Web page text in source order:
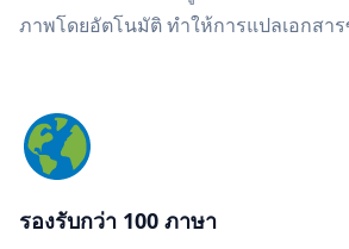
ภาพโดยอัตโนมัติ ทำให้การแปลเอกสาร
รองรับกว่า 100 ภาษา